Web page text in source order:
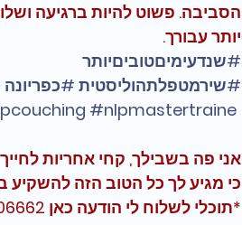
הסביבה. פשוט להיות ברגיעה
יותר עבורך.
#שנדעימיםטוביםיותר
#שירמטפלתהוליסטית #כפריונה
#nlpmastertraine
אני פה בשבילך, קחי אחריות
כי מגיע לך כל הטוב הזה להשקיע
*תוכלי לשלוח לי הודעה כאן